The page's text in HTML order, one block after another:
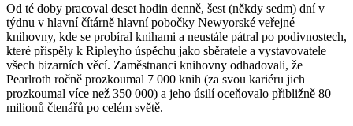
Od té doby pracoval deset hodin denně, šest (někdy sedm) dní v
týdnu v hlavní čítárně hlavní pobočky Newyorské veřejné
knihovny, kde se probíral knihami a neustále pátral po podivnostech,
které přispěly k Ripleyho úspěchu jako sběratele a vystavovatele
všech bizarních věcí. Zaměstnanci knihovny odhadovali, že
Pearlroth ročně prozkoumal 7 000 knih (za svou kariéru jich
prozkoumal více než 350 000) a jeho úsilí oceňovalo přibližně 80
milionů čtenářů po celém světě.